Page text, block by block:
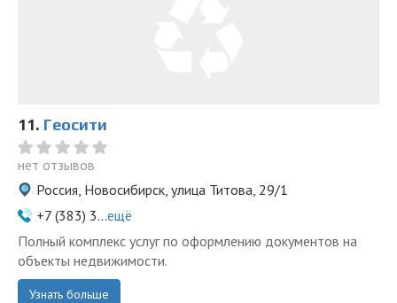
11. Геосити
нет отзывов
Россия, Новосибирск, улица Титова, 29/1
+7 (383) 3...ещё
Полный комплекс услуг по оформлению документов на
объекты недвижимости.
Узнать больше